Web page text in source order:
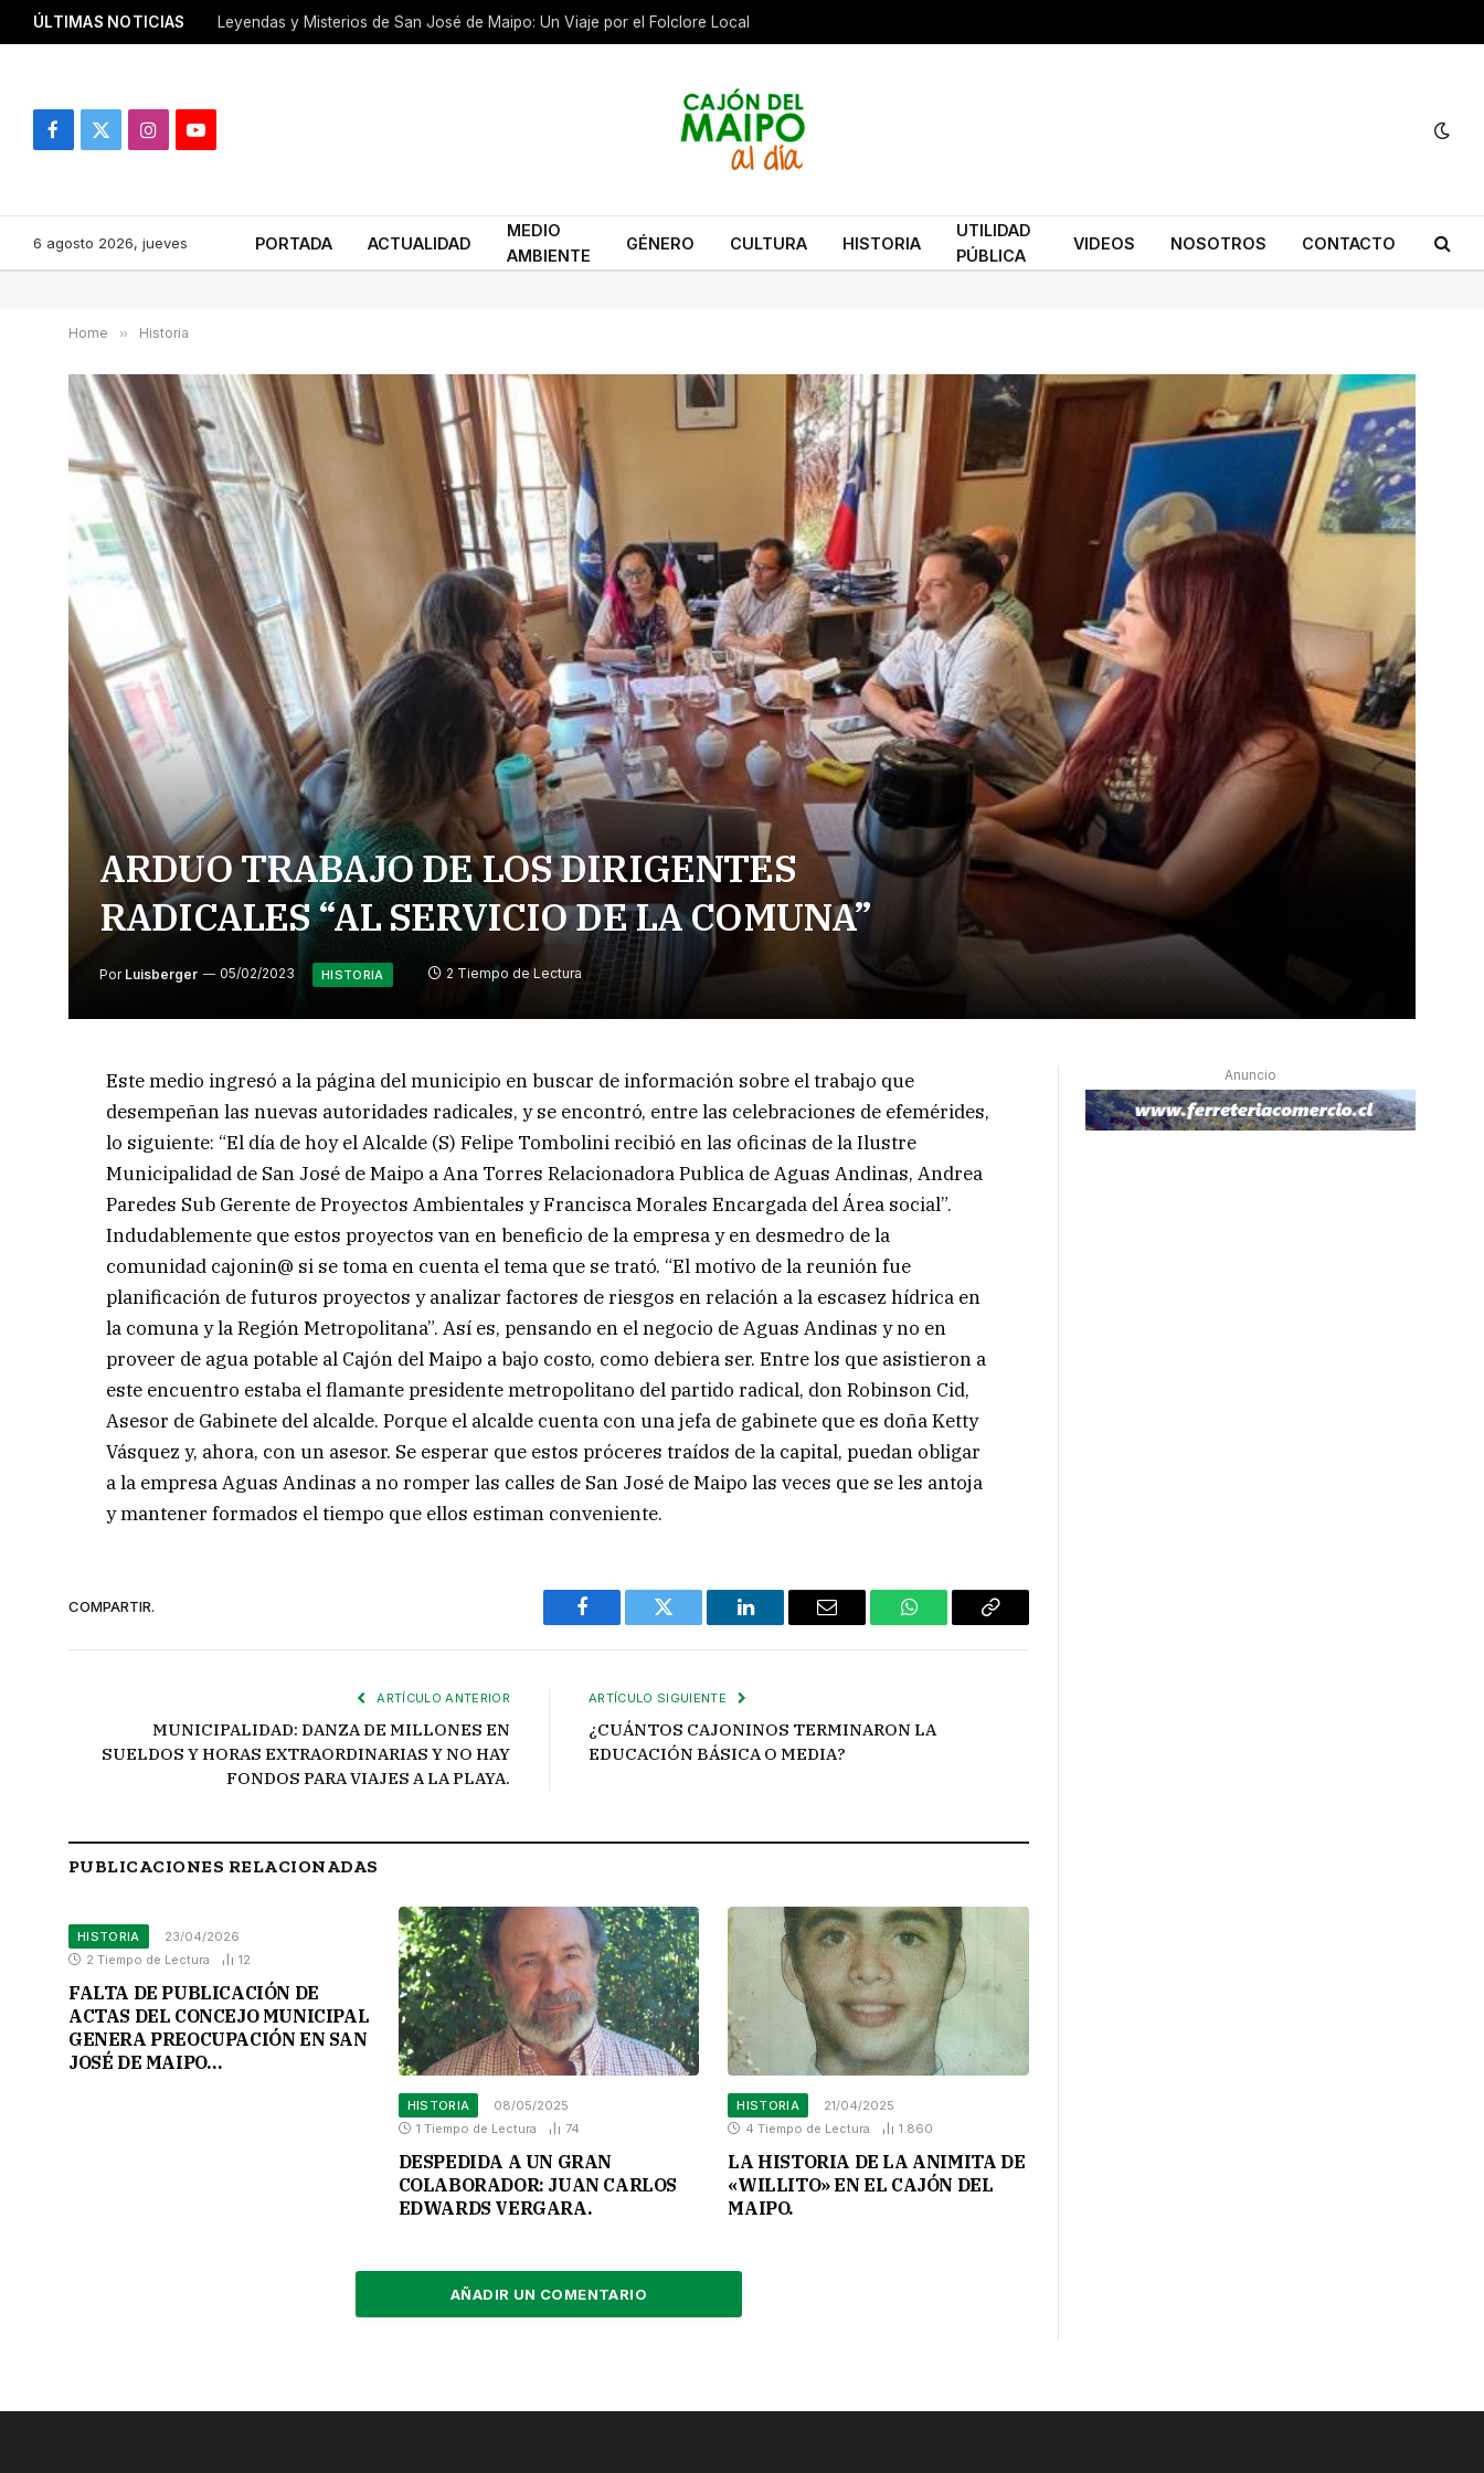
ÚLTIMAS NOTICIAS Leyendas y Misterios de San José de Maipo: Un Viaje por el Folclore Local
Facebook
X
InstagramYouTube
6 agosto 2026, jueves PORTADA ACTUALIDAD
MEDIO
AMBIENTE
GÉNERO CULTURA HISTORIA
UTILIDAD
PÚBLICA
VIDEOS NOSOTROS CONTACTO
Home » Historia
ARDUO TRABAJO DE LOS DIRIGENTES
RADICALES “AL SERVICIO DE LA COMUNA”
Por Luisberger 05/02/2023 HISTORIA 2 Tiempo de Lectura
Este medio ingresó a la página del municipio en buscar de información sobre el trabajo que
desempeñan las nuevas autoridades radicales, y se encontró, entre las celebraciones de efemérides,
lo siguiente: “El día de hoy el Alcalde (S) Felipe Tombolini recibió en las oficinas de la Ilustre
Municipalidad de San José de Maipo a Ana Torres Relacionadora Publica de Aguas Andinas, Andrea
Paredes Sub Gerente de Proyectos Ambientales y Francisca Morales Encargada del Área social”.
Indudablemente que estos proyectos van en beneficio de la empresa y en desmedro de la
comunidad cajonin@ si se toma en cuenta el tema que se trató. “El motivo de la reunión fue
planificación de futuros proyectos y analizar factores de riesgos en relación a la escasez hídrica en
la comuna y la Región Metropolitana”. Así es, pensando en el negocio de Aguas Andinas y no en
proveer de agua potable al Cajón del Maipo a bajo costo, como debiera ser. Entre los que asistieron a
este encuentro estaba el flamante presidente metropolitano del partido radical, don Robinson Cid,
Asesor de Gabinete del alcalde. Porque el alcalde cuenta con una jefa de gabinete que es doña Ketty
Vásquez y, ahora, con un asesor. Se esperar que estos próceres traídos de la capital, puedan obligar
a la empresa Aguas Andinas a no romper las calles de San José de Maipo las veces que se les antoja
y mantener formados el tiempo que ellos estiman conveniente.
COMPARTIR.
Facebook Twitter LinkedIn Email WhatsAppCopiar
ARTÍCULO ANTERIOR
MUNICIPALIDAD: DANZA DE MILLONES EN
SUELDOS Y HORAS EXTRAORDINARIAS Y NO HAY
FONDOS PARA VIAJES A LA PLAYA.
ARTÍCULO SIGUIENTE
¿CUÁNTOS CAJONINOS TERMINARON LA
EDUCACIÓN BÁSICA O MEDIA?
PUBLICACIONES RELACIONADAS
HISTORIA
23/04/2026
2 Tiempo de Lectura
12
FALTA DE PUBLICACIÓN DE
ACTAS DEL CONCEJO MUNICIPAL
GENERA PREOCUPACIÓN EN SAN
JOSÉ DE MAIPO…
HISTORIA
08/05/2025
1 Tiempo de Lectura
74
DESPEDIDA A UN GRAN
COLABORADOR: JUAN CARLOS
EDWARDS VERGARA.
HISTORIA
21/04/2025
4 Tiempo de Lectura
1.860
LA HISTORIA DE LA ANIMITA DE
«WILLITO» EN EL CAJÓN DEL
MAIPO.
AÑADIR UN COMENTARIO
Anuncio